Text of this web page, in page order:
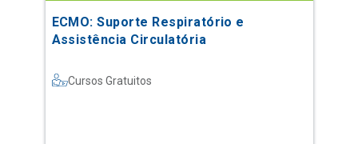
ECMO: Suporte Respiratório e
Assistência Circulatória
Cursos Gratuitos